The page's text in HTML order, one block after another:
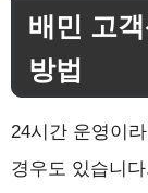
배민 고
방법
24시간 운영이
경우도 있습니